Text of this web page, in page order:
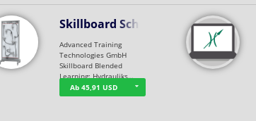
Skillboard Schl…
Advanced Training
Technologies GmbH
Skillboard Blended
Learning: Hydrauliks…
Ab 45,91 USD